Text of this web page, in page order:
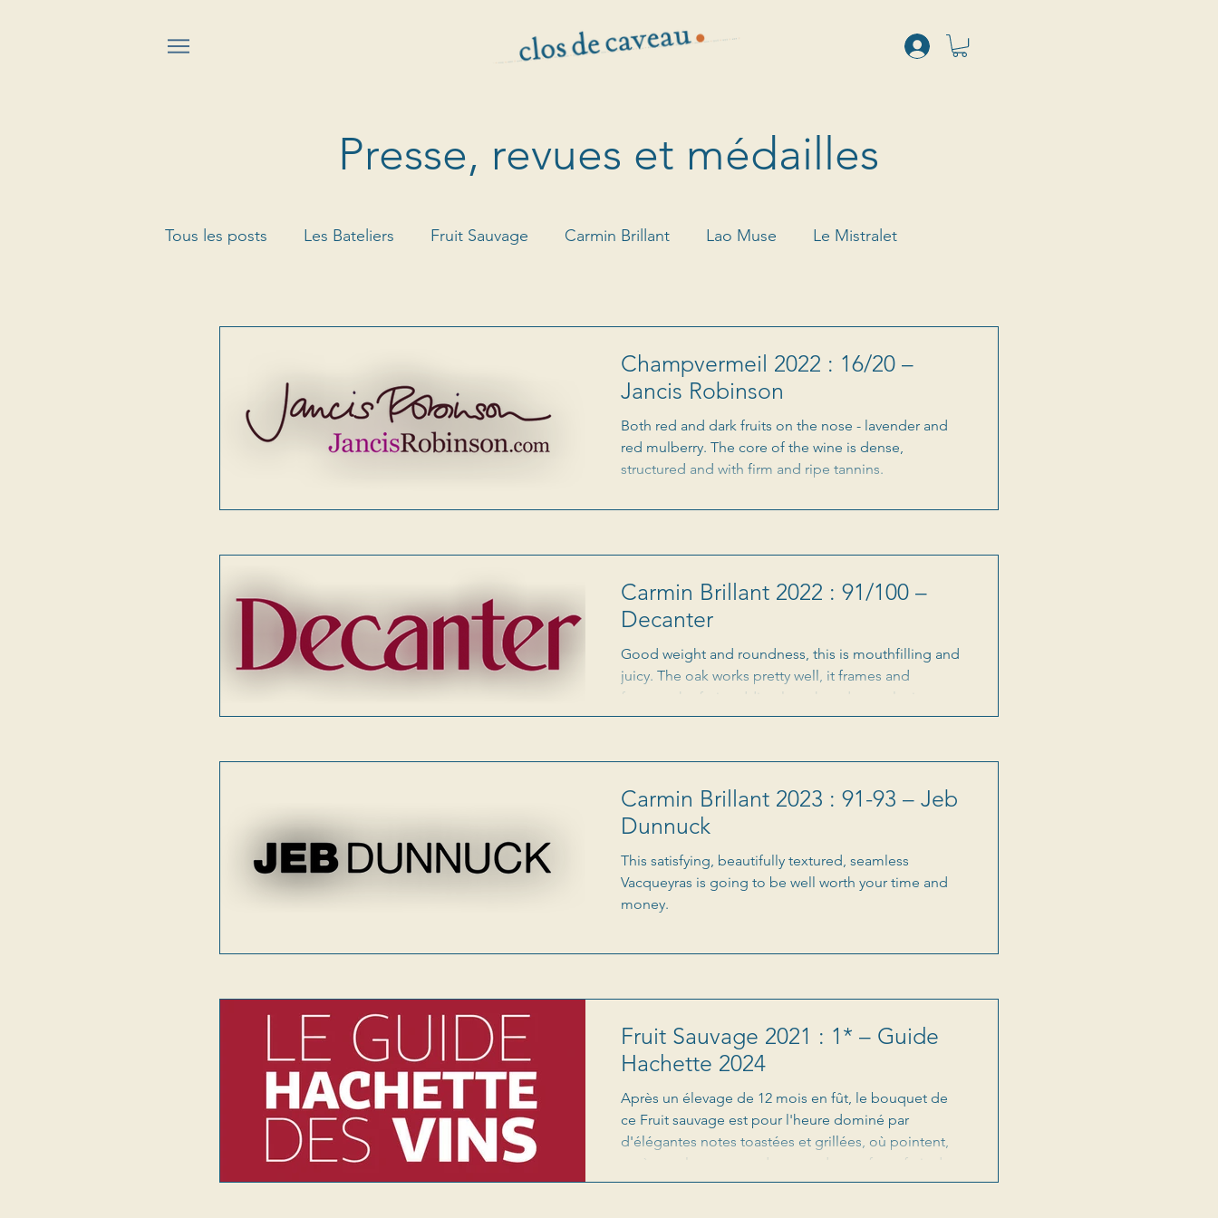
Presse, revues et médailles
Tous les posts Les Bateliers Fruit Sauvage Carmin Brillant Lao Muse Le Mistralet
Champvermeil 2022 : 16/20 –
Jancis Robinson
Both red and dark fruits on the nose - lavender and
red mulberry. The core of the wine is dense,
structured and with firm and ripe tannins.
Carmin Brillant 2022 : 91/100 –
Decanter
Good weight and roundness, this is mouthfilling and
juicy. The oak works pretty well, it frames and
focuses the fruit, adding length and complexity.
Carmin Brillant 2023 : 91-93 – Jeb
Dunnuck
This satisfying, beautifully textured, seamless
Vacqueyras is going to be well worth your time and
money.
Fruit Sauvage 2021 : 1* – Guide
Hachette 2024
Après un élevage de 12 mois en fût, le bouquet de
ce Fruit sauvage est pour l'heure dominé par
d'élégantes notes toastées et grillées, où pointent,
après quelques tours de verre, des parfums frais de
fruits noirs et de réglisse. Ample, rond, enrobé par